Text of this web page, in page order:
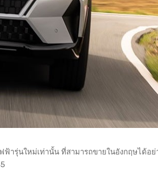
ารุ่นใหม่เท่านั้น ที่สามารถขายในอังกฤษได้อย่